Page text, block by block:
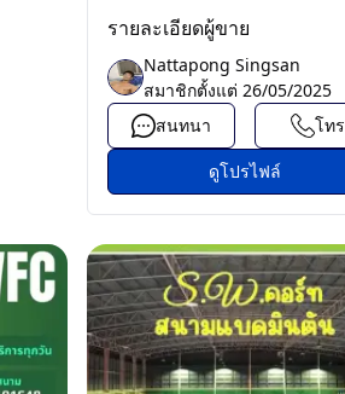
รายละเอียดผู้ขาย
Nattapong Singsan
สมาชิกตั้งแต่ 26/05/2025
สนทนา
โทร
ดูโปรไฟล์